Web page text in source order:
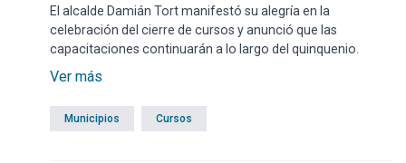
El alcalde Damián Tort manifestó su alegría en la
celebración del cierre de cursos y anunció que las
capacitaciones continuarán a lo largo del quinquenio.
Ver más
Municipios Cursos